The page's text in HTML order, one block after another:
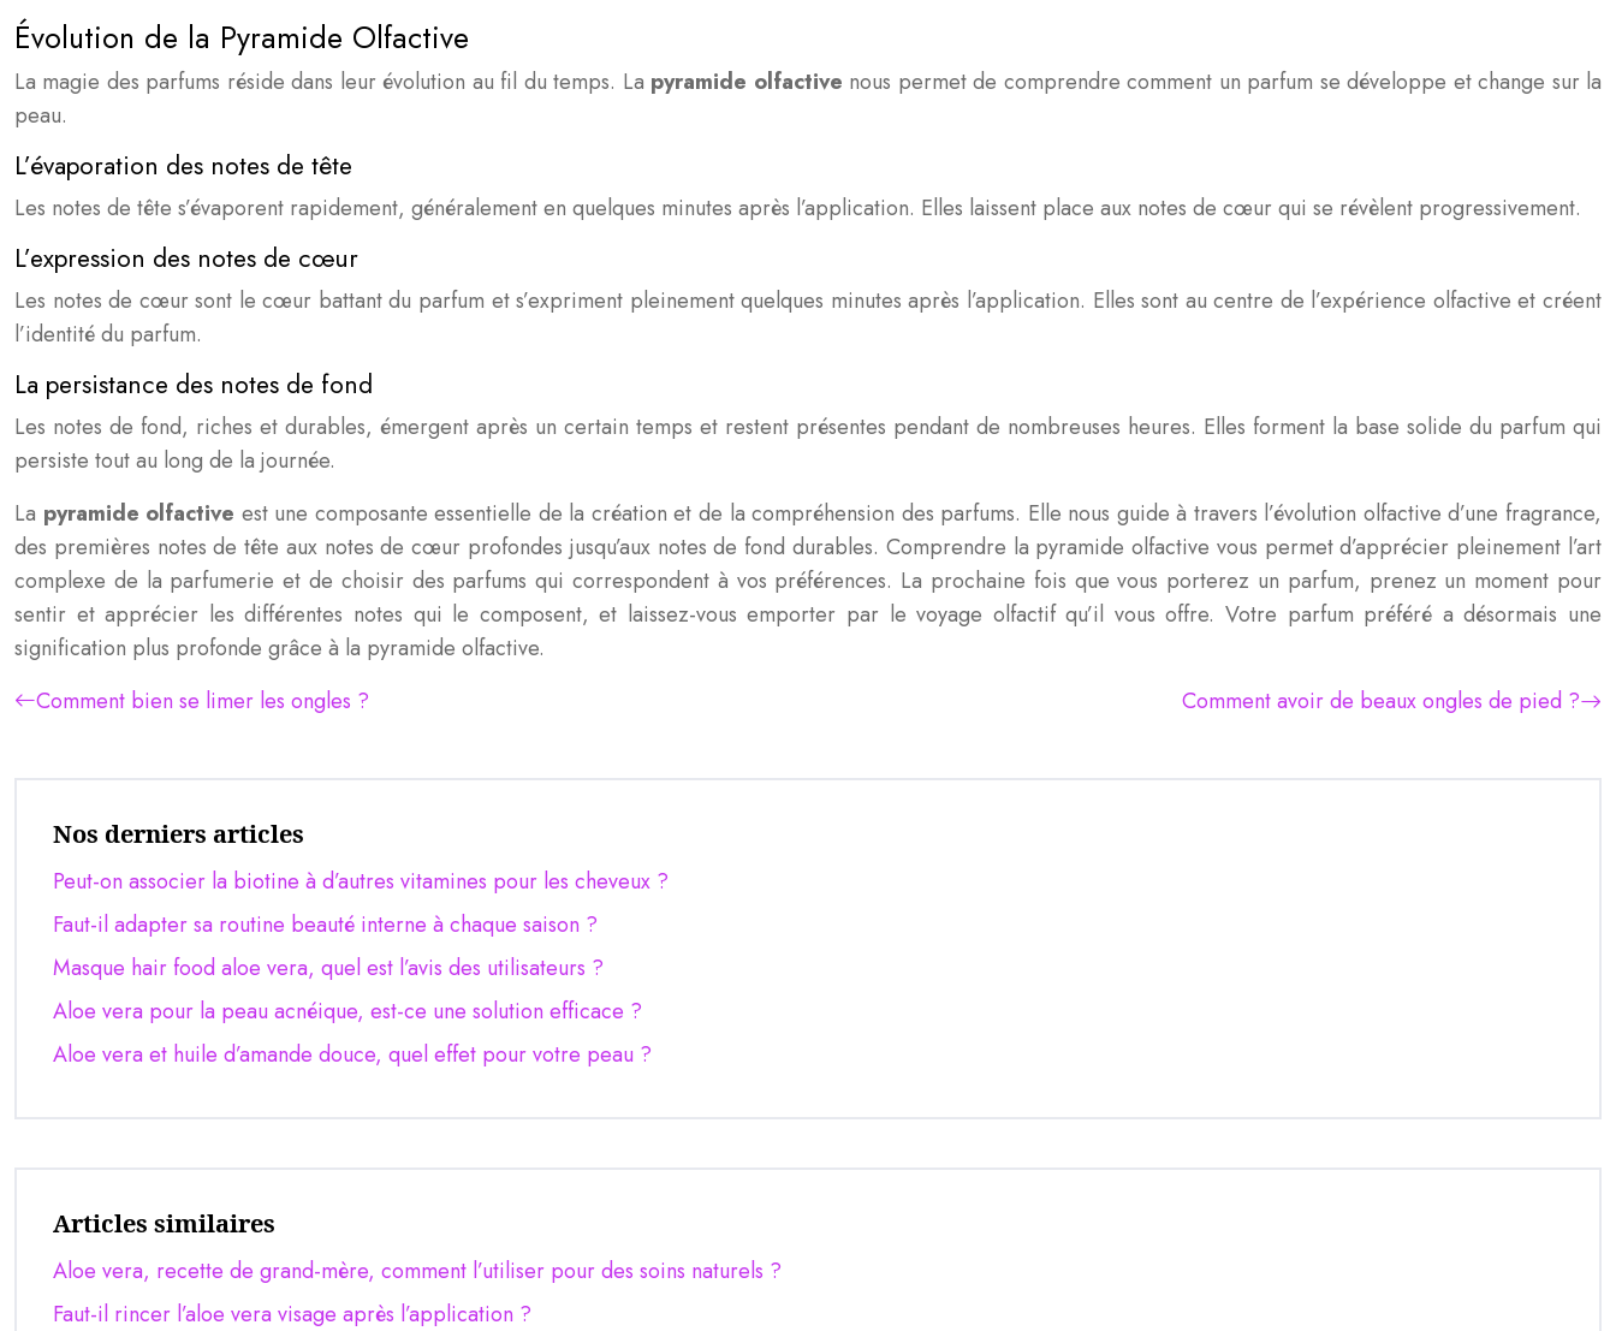
Évolution de la Pyramide Olfactive
La magie des parfums réside dans leur évolution au fil du temps. La pyramide olfactive nous permet de comprendre comment un parfum se développe et change sur la
peau.
L’évaporation des notes de tête
Les notes de tête s’évaporent rapidement, généralement en quelques minutes après l’application. Elles laissent place aux notes de cœur qui se révèlent progressivement.
L’expression des notes de cœur
Les notes de cœur sont le cœur battant du parfum et s’expriment pleinement quelques minutes après l’application. Elles sont au centre de l’expérience olfactive et créent
l’identité du parfum.
La persistance des notes de fond
Les notes de fond, riches et durables, émergent après un certain temps et restent présentes pendant de nombreuses heures. Elles forment la base solide du parfum qui
persiste tout au long de la journée.
La pyramide olfactive est une composante essentielle de la création et de la compréhension des parfums. Elle nous guide à travers l’évolution olfactive d’une fragrance,
des premières notes de tête aux notes de cœur profondes jusqu’aux notes de fond durables. Comprendre la pyramide olfactive vous permet d’apprécier pleinement l’art
complexe de la parfumerie et de choisir des parfums qui correspondent à vos préférences. La prochaine fois que vous porterez un parfum, prenez un moment pour
sentir et apprécier les différentes notes qui le composent, et laissez-vous emporter par le voyage olfactif qu’il vous offre. Votre parfum préféré a désormais une
signification plus profonde grâce à la pyramide olfactive.
Comment bien se limer les ongles ?
Comment avoir de beaux ongles de pied ?
Nos derniers articles
Peut-on associer la biotine à d’autres vitamines pour les cheveux ?
Faut-il adapter sa routine beauté interne à chaque saison ?
Masque hair food aloe vera, quel est l’avis des utilisateurs ?
Aloe vera pour la peau acnéique, est-ce une solution efficace ?
Aloe vera et huile d’amande douce, quel effet pour votre peau ?
Articles similaires
Aloe vera, recette de grand-mère, comment l’utiliser pour des soins naturels ?
Faut-il rincer l’aloe vera visage après l’application ?